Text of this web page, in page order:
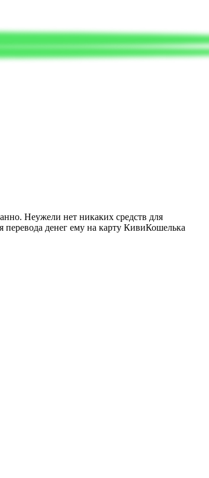
Неужели нет никаких средств для
перевода денег ему на карту КивиКошелька